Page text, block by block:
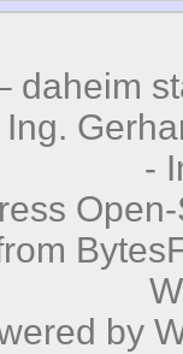
daheim
-
by